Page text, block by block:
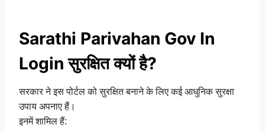
Sarathi Parivahan Gov In
Login सुरक्षित क्यों है?
सरकार ने इस पोर्टल को सुरक्षित बनाने के लिए कई आधुनिक सुरक्षा
उपाय अपनाए हैं।
इनमें शामिल हैं: